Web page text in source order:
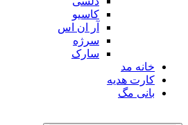
کاسیو
آر ان اس
سرژه
سارک
خانه مد
کارت هدیه
بانی مگ